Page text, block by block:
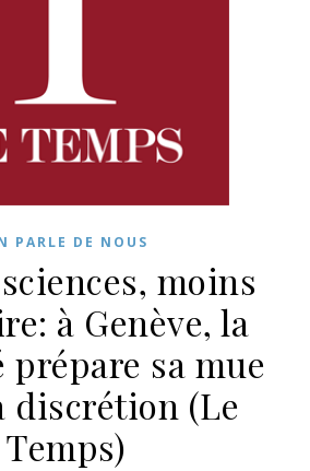
PARLE DE NOUS
moins
à Genève, la
sa mue
discrétion (Le
Temps)